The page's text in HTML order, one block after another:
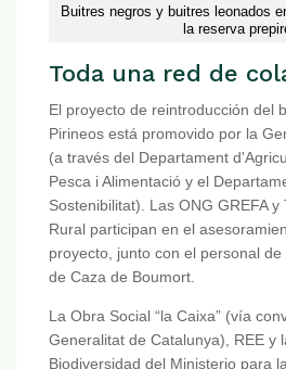
Buitres negros y buitres leonados
la reserva
Toda una red de
El proyecto de reintroducción del
Pirineos está promovido por la
(a través del Departament
Pesca i Alimentació y el
Sostenibilitat). Las ONG GREFA
Rural participan en el
proyecto, junto con el personal
de Caza de Boumort.
La Obra Social “la Caixa” (vía
Generalitat de Catalunya), REE y
Biodiversidad del Ministerio para